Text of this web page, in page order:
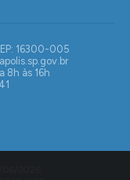
16300-005
8h às 16h